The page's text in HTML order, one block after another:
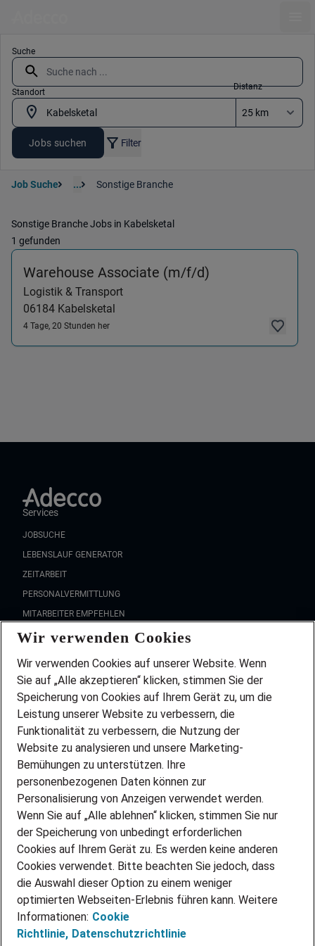
Suche
Standort
Distanz
Jobs suchen Filter
Job Suche ... Sonstige Branche
Sonstige Branche Jobs in Kabelsketal
1 gefunden
Warehouse Associate (m/f/d)
Logistik & Transport
06184 Kabelsketal
4 Tage, 20 Stunden her
Services
JOBSUCHE
LEBENSLAUF GENERATOR
ZEITARBEIT
PERSONALVERMITTLUNG
MITARBEITER EMPFEHLEN
FAQ
Wir stellen ein!
DEINE BERUFSGRUPPE
DEINE LEBENSSITUATION
PARTNERSHIP WITH AIRBUS
INITIATIV BEWERBEN
ÜBER UNS
STANDORTE
BLOG
PRESSE
KONTAKT
@Adecco 2026
IMPRESSUM
DATENSCHUTZ
Wir verwenden Cookies
Wir verwenden Cookies auf unserer Website. Wenn
Sie auf „Alle akzeptieren“ klicken, stimmen Sie der
Speicherung von Cookies auf Ihrem Gerät zu, um die
Leistung unserer Website zu verbessern, die
Funktionalität zu verbessern, die Nutzung der
Website zu analysieren und unsere Marketing-
Bemühungen zu unterstützen. Ihre
personenbezogenen Daten können zur
Personalisierung von Anzeigen verwendet werden.
Wenn Sie auf „Alle ablehnen“ klicken, stimmen Sie nur
der Speicherung von unbedingt erforderlichen
Cookies auf Ihrem Gerät zu. Es werden keine anderen
Cookies verwendet. Bitte beachten Sie jedoch, dass
die Auswahl dieser Option zu einem weniger
optimierten Webseiten-Erlebnis führen kann. Weitere
Informationen: Cookie
Richtlinie, Datenschutzrichtlinie